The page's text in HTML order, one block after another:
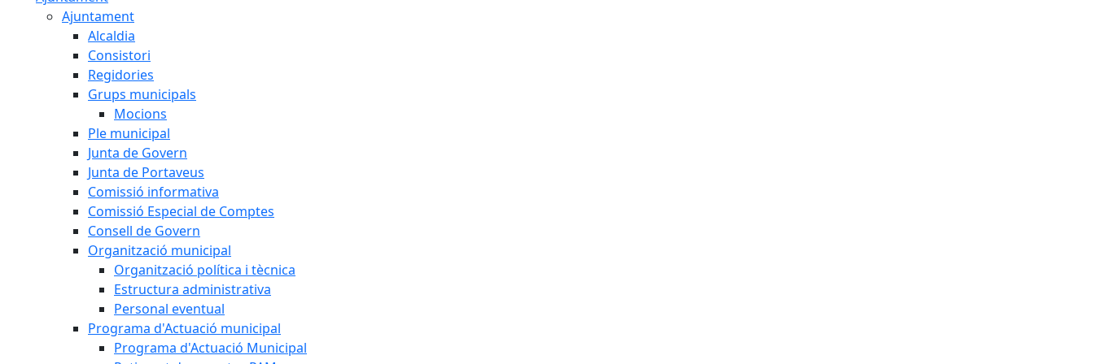
Ajuntament
Alcaldia
Consistori
Regidories
Grups municipals
Mocions
Ple municipal
Junta de Govern
Junta de Portaveus
Comissió informativa
Comissió Especial de Comptes
Consell de Govern
Organització municipal
Organització política i tècnica
Estructura administrativa
Personal eventual
Programa d'Actuació municipal
Programa d'Actuació Municipal